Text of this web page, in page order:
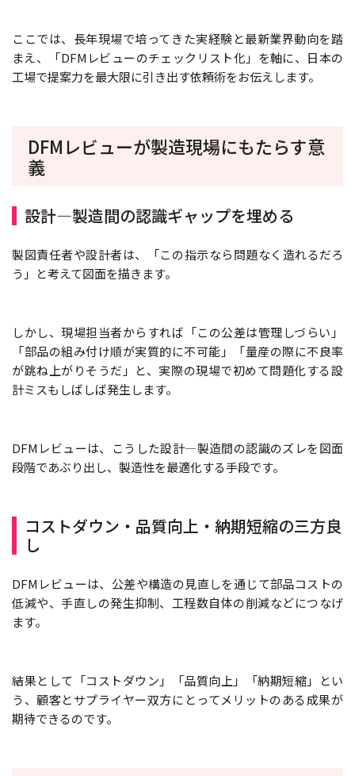
ここでは、長年現場で培ってきた実経験と最新業界動向を踏
まえ、「DFMレビューのチェックリスト化」を軸に、日本の
工場で提案力を最大限に引き出す依頼術をお伝えします。
DFMレビューが製造現場にもたらす意
義
設計—製造間の認識ギャップを埋める
製図責任者や設計者は、「この指示なら問題なく造れるだろ
う」と考えて図面を描きます。
しかし、現場担当者からすれば「この公差は管理しづらい」
「部品の組み付け順が実質的に不可能」「量産の際に不良率
が跳ね上がりそうだ」と、実際の現場で初めて問題化する設
計ミスもしばしば発生します。
DFMレビューは、こうした設計—製造間の認識のズレを図面
段階であぶり出し、製造性を最適化する手段です。
コストダウン・品質向上・納期短縮の三方良
し
DFMレビューは、公差や構造の見直しを通じて部品コストの
低減や、手直しの発生抑制、工程数自体の削減などにつなげ
ます。
結果として「コストダウン」「品質向上」「納期短縮」とい
う、顧客とサプライヤー双方にとってメリットのある成果が
期待できるのです。